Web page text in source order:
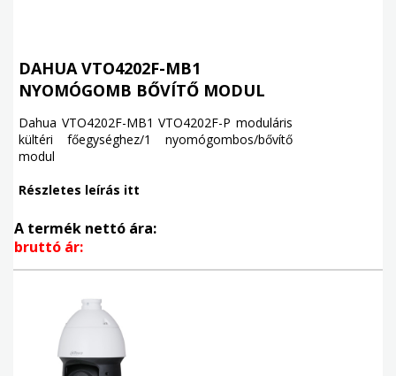
DAHUA VTO4202F-MB1
NYOMÓGOMB BŐVÍTŐ MODUL
Dahua VTO4202F-MB1 VTO4202F-P moduláris
kültéri főegységhez/1 nyomógombos/bővítő
modul
Részletes leírás itt
A termék nettó ára:
bruttó ár: